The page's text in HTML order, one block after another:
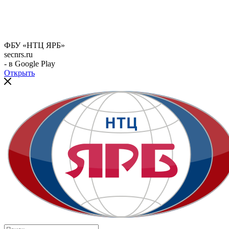
ФБУ «НТЦ ЯРБ»
secnrs.ru
- в Google Play
Открыть